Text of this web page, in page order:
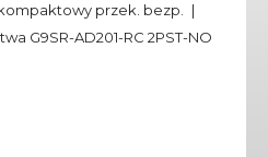
przek. bezp.
G9SR-AD201-RC 2PST-NO